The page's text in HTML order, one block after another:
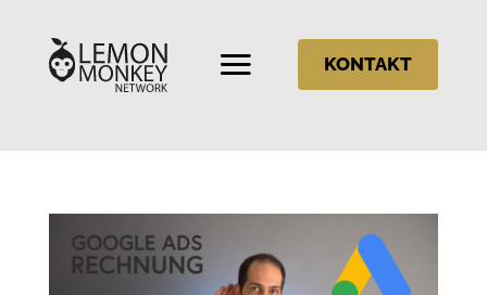
KONTAKT